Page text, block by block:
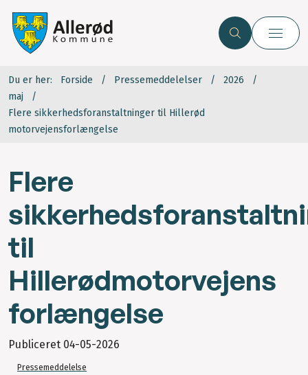
Du er her: Forside Pressemeddelelser
2026
maj
Flere sikkerhedsforanstaltninger til Hillerød
motorvejensforlængelse
Flere
til
Hillerødmotorvejens
forlængelse
Publiceret 04-05-2026
Pressemeddelelse